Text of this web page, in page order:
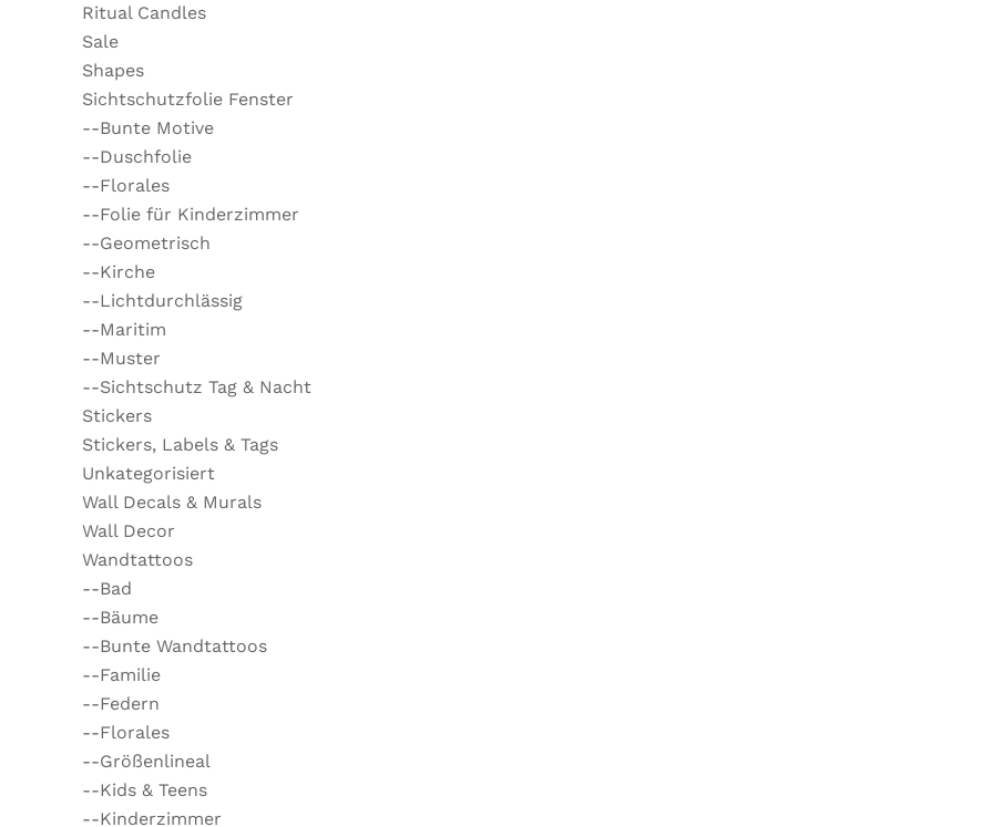
Ritual Candles
Sale
Shapes
Sichtschutzfolie Fenster
--Bunte Motive
--Duschfolie
--Florales
--Folie für Kinderzimmer
--Geometrisch
--Kirche
--Lichtdurchlässig
--Maritim
--Muster
--Sichtschutz Tag & Nacht
Stickers
Stickers, Labels & Tags
Unkategorisiert
Wall Decals & Murals
Wall Decor
Wandtattoos
--Bad
--Bäume
--Bunte Wandtattoos
--Familie
--Federn
--Florales
--Größenlineal
--Kids & Teens
--Kinderzimmer